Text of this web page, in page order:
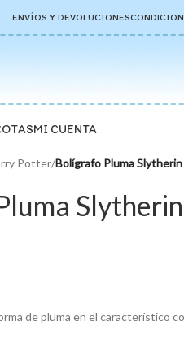
ENVÍOS Y DEVOLUCIONES
MI CUENTA
Potter/Bolígrafo Pluma
de pluma en el característico